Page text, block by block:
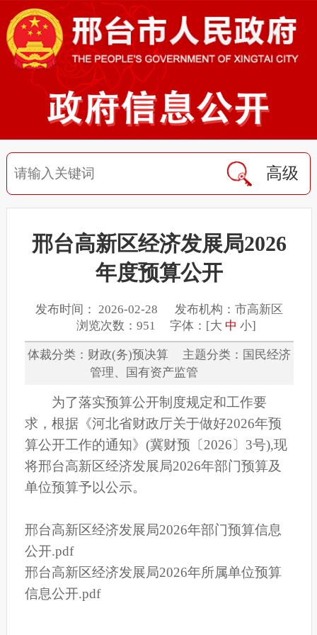
高级
邢台高新区经济发展局2026
年度预算公开
发布时间： 2026-02-28 发布机构：市高新区
浏览次数：951 字体：[大 中 小]
体裁分类：财政(务)预决算 主题分类：国民经济
管理、国有资产监管
为了落实预算公开制度规定和工作要
求，根据《河北省财政厅关于做好2026年预
算公开工作的通知》(冀财预〔2026〕3号),现
将邢台高新区经济发展局2026年部门预算及
单位预算予以公示。
邢台高新区经济发展局2026年部门预算信息
公开.pdf
邢台高新区经济发展局2026年所属单位预算
信息公开.pdf